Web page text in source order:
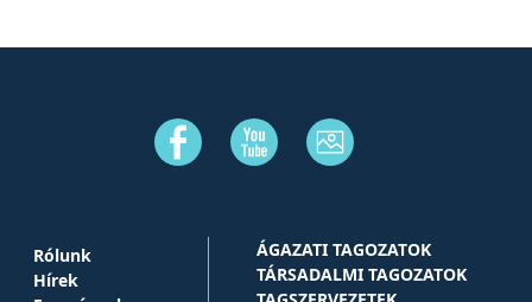
Rólunk
Hírek
ÁGAZATI TAGOZATOK
TÁRSADALMI TAGOZATOK